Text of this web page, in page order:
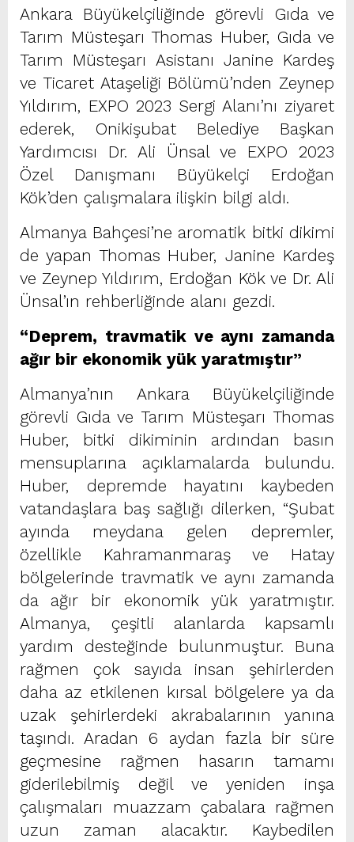
Ankara Büyükelçiliğinde görevli Gıda ve
Tarım Müsteşarı Thomas Huber, Gıda ve
Tarım Müsteşarı Asistanı Janine Kardeş
ve Ticaret Ataşeliği Bölümü’nden Zeynep
Yıldırım, EXPO 2023 Sergi Alanı’nı ziyaret
ederek, Onikişubat Belediye Başkan
Yardımcısı Dr. Ali Ünsal ve EXPO 2023
Özel Danışmanı Büyükelçi Erdoğan
Kök’den çalışmalara ilişkin bilgi aldı.
Almanya Bahçesi’ne aromatik bitki dikimi
de yapan Thomas Huber, Janine Kardeş
ve Zeynep Yıldırım, Erdoğan Kök ve Dr. Ali
Ünsal’ın rehberliğinde alanı gezdi.
“Deprem, travmatik ve aynı zamanda
ağır bir ekonomik yük yaratmıştır”
Almanya’nın Ankara Büyükelçiliğinde
görevli Gıda ve Tarım Müsteşarı Thomas
Huber, bitki dikiminin ardından basın
mensuplarına açıklamalarda bulundu.
Huber, depremde hayatını kaybeden
vatandaşlara baş sağlığı dilerken, “Şubat
ayında meydana gelen depremler,
özellikle Kahramanmaraş ve Hatay
bölgelerinde travmatik ve aynı zamanda
da ağır bir ekonomik yük yaratmıştır.
Almanya, çeşitli alanlarda kapsamlı
yardım desteğinde bulunmuştur. Buna
rağmen çok sayıda insan şehirlerden
daha az etkilenen kırsal bölgelere ya da
uzak şehirlerdeki akrabalarının yanına
taşındı. Aradan 6 aydan fazla bir süre
geçmesine rağmen hasarın tamamı
giderilebilmiş değil ve yeniden inşa
çalışmaları muazzam çabalara rağmen
uzun zaman alacaktır. Kaybedilen